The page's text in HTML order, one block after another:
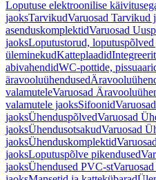
Loputuse elektroonilise
jaoksTarvikudVaruosad Tarvikud
asenduskomplektidVaruosad
jaoksLoputustorud, loputuspõlved
üleminekudKatteplaadid
abivahendidWC-pottide,
äravooluühendused
valamuteleVaruosad
valamutele jaoksSifoonid
jaoksÜhenduspõlvedVaruosad
jaoksÜhendusotsakudVaruosad
jaoksÜhenduskomplektid
jaoksLoputuspõlve pikendused
jaoksÜhendused PVC-st